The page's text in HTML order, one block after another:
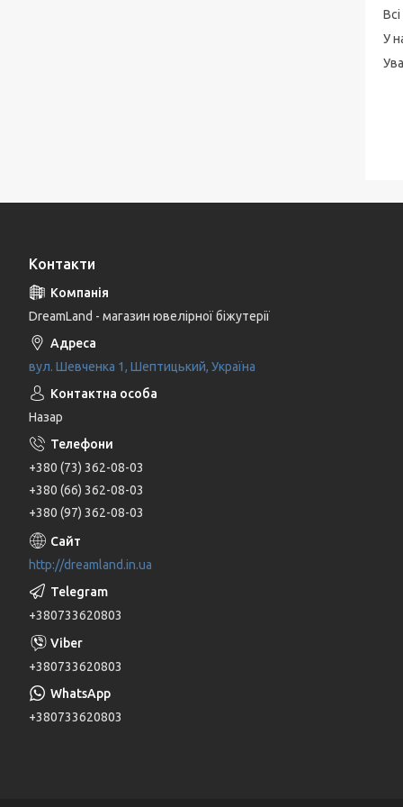
У
Контакти
DreamLand - магазин ювелірної біжутерії
вул. Шевченка 1, Шептицький, Україна
Назар
+380 (73) 362-08-03
+380 (66) 362-08-03
+380 (97) 362-08-03
http://dreamland.in.ua
+380733620803
+380733620803
+380733620803